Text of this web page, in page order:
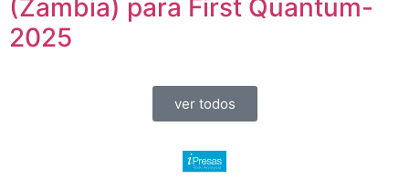
(Zambia) para First Quantum-
2025
ver todos